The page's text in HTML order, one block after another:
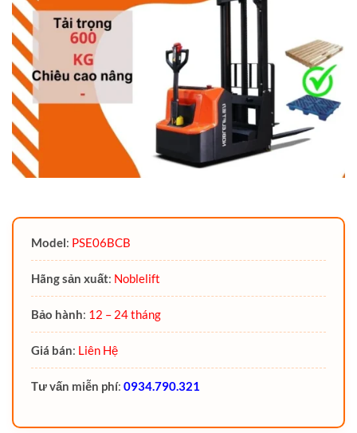
Model: PSE06BCB
Hãng sản xuất: Noblelift
Bảo hành: 12 – 24 tháng
Giá bán: Liên Hệ
Tư vấn miễn phí: 0934.790.321